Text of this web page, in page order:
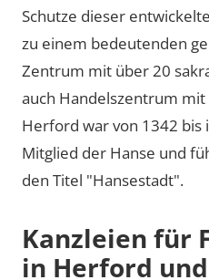
Schutze dieser
zu einem bedeutenden
Zentrum mit über 20
auch Handelszentrum
Herford war von 1342 bis
Mitglied der Hanse und
den Titel Hansestadt .
Kanzleien für
in Herford